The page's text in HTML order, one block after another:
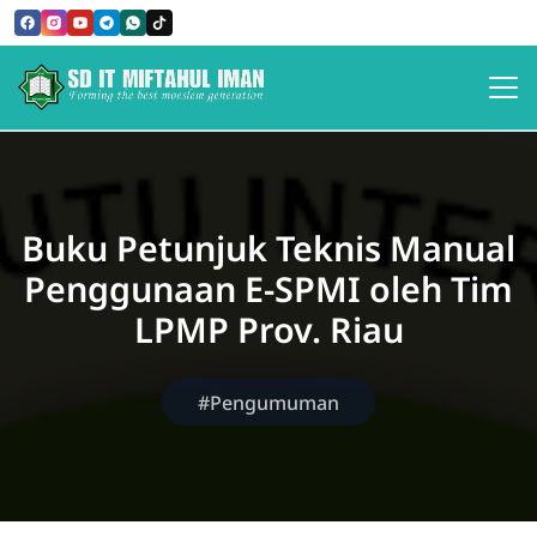
SD IT MIFTAHUL IMAN
Buku Petunjuk Teknis Manual
Penggunaan E-SPMI oleh Tim
LPMP Prov. Riau
#Pengumuman